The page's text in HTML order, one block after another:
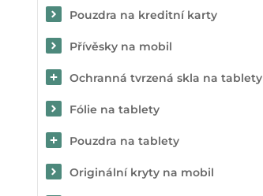
Pouzdra na kreditní karty
Přívěsky na mobil
Ochranná tvrzená skla na tablety
Fólie na tablety
Pouzdra na tablety
Originální kryty na mobil